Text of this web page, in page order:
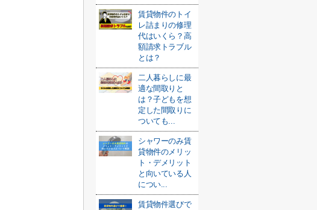
賃貸物件のトイ
レ詰まりの修理
代はいくら？高
額請求トラブル
とは？
二人暮らしに最
適な間取りと
は？子どもを想
定した間取りに
ついても...
シャワーのみ賃
貸物件のメリッ
ト・デメリット
と向いている人
につい...
賃貸物件選びで